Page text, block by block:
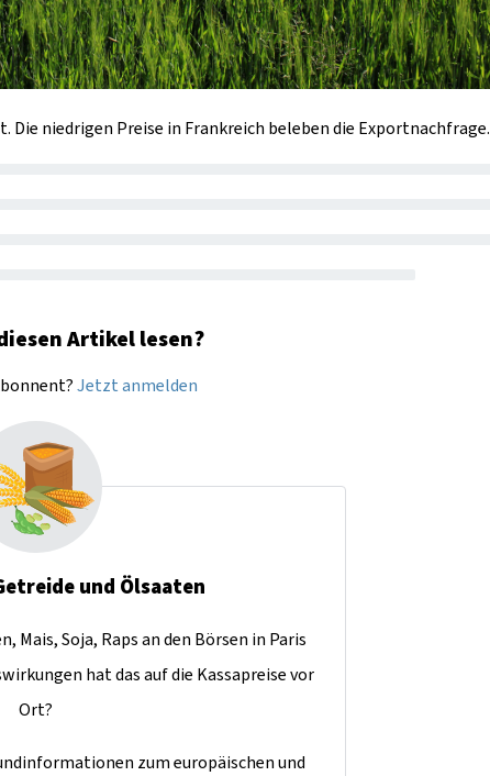
niedrigen Preise in Frankreich beleben die Exportnachfrage.
Artikel lesen?
Jetzt anmelden
und Ölsaaten
Mais, Soja, Raps an den Börsen in Paris
hat das auf die Kassapreise vor
Ort?
zum europäischen und